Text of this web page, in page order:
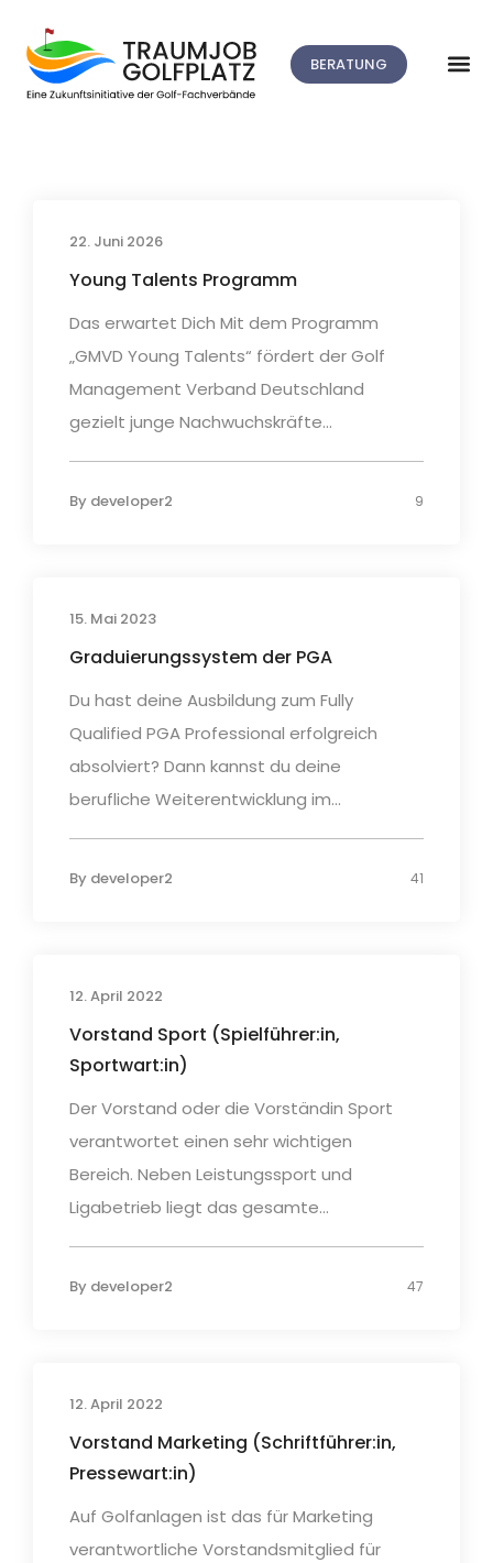
BERATUNG
22. Juni 2026
Young Talents Programm
Das erwartet Dich Mit dem Programm
„GMVD Young Talents“ fördert der Golf
Management Verband Deutschland
gezielt junge Nachwuchskräfte...
By developer2 9
15. Mai 2023
Graduierungssystem der PGA
Du hast deine Ausbildung zum Fully
Qualified PGA Professional erfolgreich
absolviert? Dann kannst du deine
berufliche Weiterentwicklung im...
By developer2 41
12. April 2022
Vorstand Sport (Spielführer:in,
Sportwart:in)
Der Vorstand oder die Vorständin Sport
verantwortet einen sehr wichtigen
Bereich. Neben Leistungssport und
Ligabetrieb liegt das gesamte...
By developer2 47
12. April 2022
Vorstand Marketing (Schriftführer:in,
Pressewart:in)
Auf Golfanlagen ist das für Marketing
verantwortliche Vorstandsmitglied für